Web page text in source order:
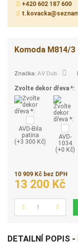
+420 602 187 600
Komoda M814/3
Značka:AV Dub
Zvolte dekor dřeva *:
AVD-Bila
patina
(+3 300 Kč)
AVD-
1034
(+0 Kč)
10 909 Kč bez DPH
13 200 Kč
Počet
DETAILNÍ POPIS -